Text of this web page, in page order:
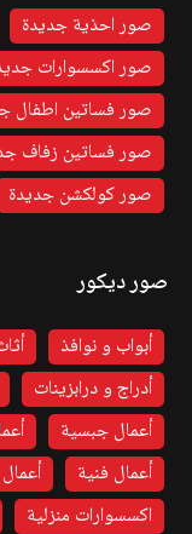
صور احذية جديدة
صور اكسسوارات
صور فساتين اطفال
صور فساتين زفاف
صور كولكشن جديدة
صور ديكور
أبواب و نوافذ
أدراج و درابزينات
أعمال جبسية
أعمال فنية
اكسسوارات منزلية